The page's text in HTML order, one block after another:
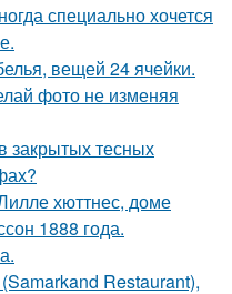
специально хочется
вещей 24 ячейки.
фото не изменяя
закрытых тесных
хюттнес, доме
1888 года.
Restaurant),